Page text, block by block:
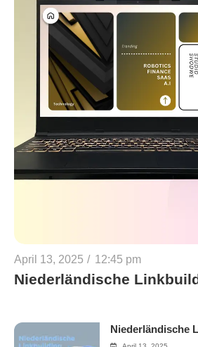
April 13, 2025 / 12:45 pm
Niederländische
Niederländische